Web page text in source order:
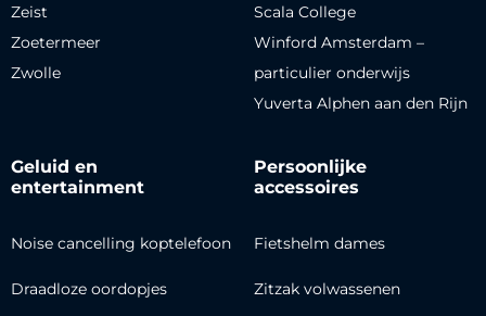
Zeist
Zoetermeer
Zwolle
Scala College
Winford Amsterdam –
particulier onderwijs
Yuverta Alphen aan den Rijn
Geluid en
entertainment
Noise cancelling koptelefoon
Draadloze oordopjes
Persoonlijke
accessoires
Fietshelm dames
Zitzak volwassenen